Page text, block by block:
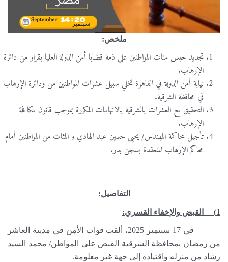
ملخص:
تجديد حبس مئات المواطنين على ذمة قضايا أمن الدولة العليا بقرار من دائرة
الإرهاب.
نيابة أمن الدولة في القاهرة تخلي سبيل عشرات المواطنين من ودائرة الإرهاب
في محافظة الشرقية.
التحقيق مع العشرات بالشرقية بالاتهامات المكررة بموجب قانون مكافحة
الإرهاب.
تأجيل محاكمة المهندس/ يحيى حسين عبد الهادي و المئات من المواطنين أمام
محاكم الإرهاب المنعقدة بسجن بدر.
التفاصيل:
1) القبض والإخفاء القسري:
– في 17 سبتمبر 2025، ألقت قوات الأمن في مدينة العاشر
من رمضان بمحافظة الشرقية القبض على المواطن/ محمد السيد
رشاد من منزله واقتياده إلى جهة غير معلومة.